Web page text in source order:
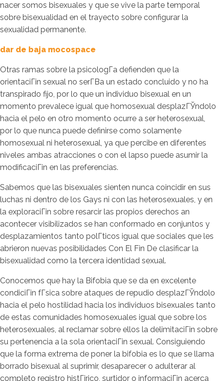
nacer somos bisexuales y que se vive la parte temporal
sobre bisexualidad en el trayecto sobre configurar la
sexualidad permanente.
dar de baja mocospace
Otras ramas sobre la psicologГ­a defienden que la
orientaciГіn sexual no serГ­В­a un estado concluido y no ha
transpirado fijo, por lo que un individuo bisexual en un
momento prevalece igual que homosexual desplazГЎndolo
hacia el pelo en otro momento ocurre a ser heterosexual,
por lo que nunca puede definirse como solamente
homosexual ni heterosexual, ya que percibe en diferentes
niveles ambas atracciones o con el lapso puede asumir la
modificaciГіn en las preferencias.
Sabemos que las bisexuales sienten nunca coincidir en sus
luchas ni dentro de los Gays ni con las heterosexuales, y en
la exploraciГіn sobre resarcir las propios derechos an
acontecer visibilizados se han conformado en conjuntos y
desplazamientos tanto polГ­ticos igual que sociales que les
abrieron nuevas posibilidades Con El Fin De clasificar la
bisexualidad como la tercera identidad sexual.
Conocemos que hay la Bifobia que se da en excelente
condiciГіn fГ­sica sobre ataques de repudio desplazГЎndolo
hacia el pelo hostilidad hacia los individuos bisexuales tanto
de estas comunidades homosexuales igual que sobre los
heterosexuales, al reclamar sobre ellos la delimitaciГіn sobre
su pertenencia a la sola orientaciГіn sexual. Consiguiendo
que la forma extrema de poner la bifobia es lo que se llama
borrado bisexual al suprimir, desaparecer o adulterar al
completo registro histГіrico, surtidor o informaciГіn acerca